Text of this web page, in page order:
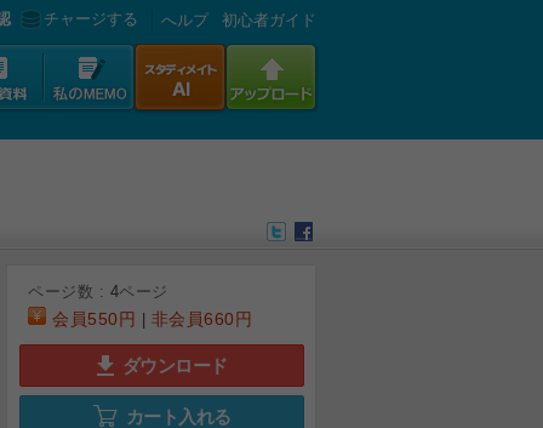
チャージする へルプ 初心者ガイド
ページ数 : 4ページ
会員550円 非会員660円
ダウンロード
カート入れる